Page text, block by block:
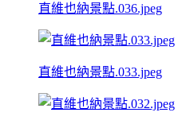
直維也納景點.036.jpeg
直維也納景點.033.jpeg